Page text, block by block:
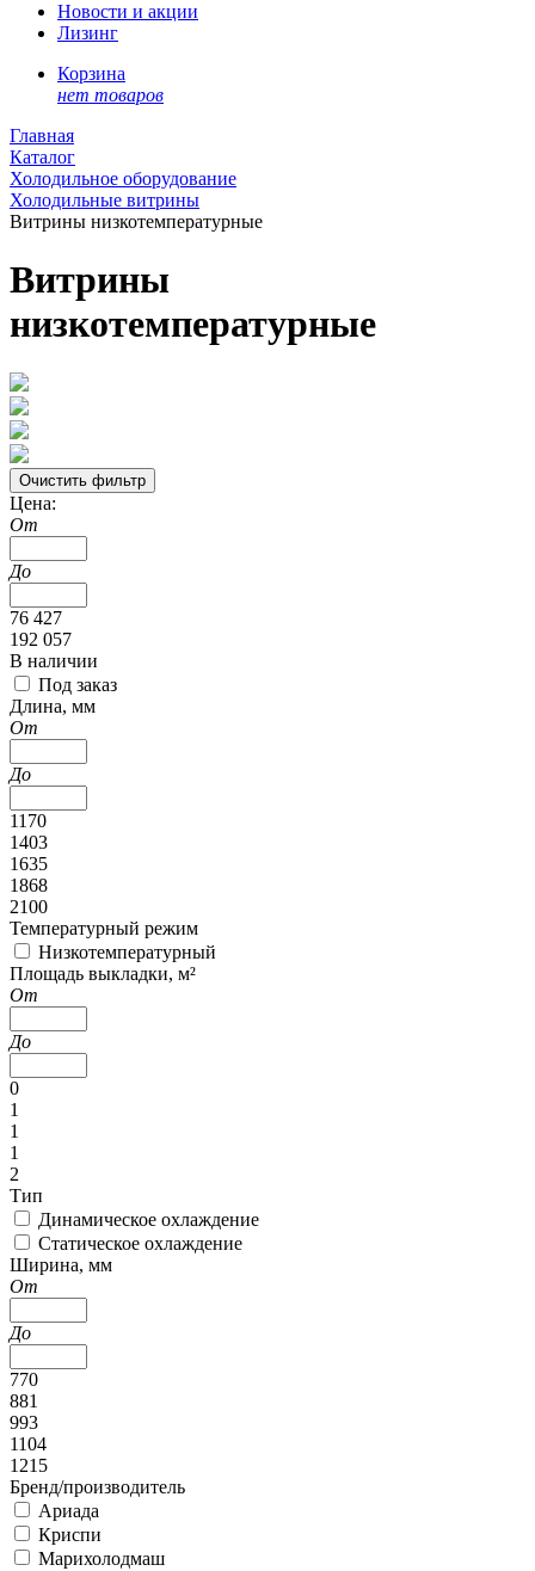
Новости и акции
Лизинг
Корзина
нет товаров
Главная
Каталог
Холодильное оборудование
Холодильные витрины
Витрины низкотемпературные
Витрины
низкотемпературные
Цена:
От
До
76 427
192 057
В наличии
Под заказ
Длина, мм
От
До
1170
1403
1635
1868
2100
Температурный режим
Низкотемпературный
Площадь выкладки, м²
От
До
0
1
1
1
2
Тип
Динамическое охлаждение
Статическое охлаждение
Ширина, мм
От
До
770
881
993
1104
1215
Бренд/производитель
Ариада
Криспи
Марихолодмаш